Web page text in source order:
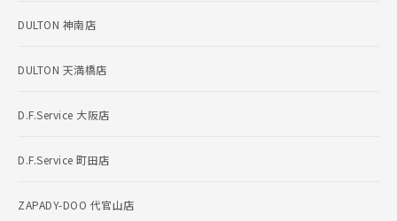
DULTON 神南店
DULTON 天満橋店
D.F.Service 大阪店
D.F.Service 町田店
ZAPADY-DOO 代官山店